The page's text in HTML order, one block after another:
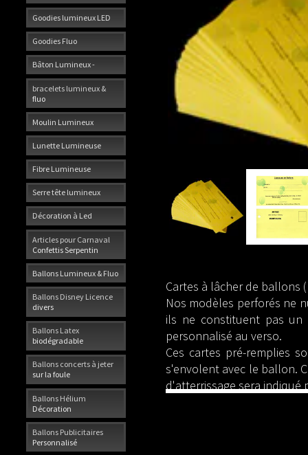
Goodies lumineux LED
Goodies Fluo
Bâton Lumineux -
bracelets lumineux &
fluo
Moulin Lumineux
Lunette Lumineuse
Fibre Lumineuse
Serre tête lumineux
Décoration à Led
Articles pour Carnaval
Confettis Serpentin
Ballons Lumineux & Fluo
Ballons Disney Licence
divers
Ballons Latex
biodégradable
Ballons concerts à jeter
sur la foule
Ballons Hélium
Décoration
Ballons Publicitaires
Personnalisé
Cartes à lâcher de ballons
Nos modèles perforés ne
ils ne constituent pas un
personnalisé au verso.
Ces cartes pré-remplies
s'envolent avec le ballon.
d'atterrissage sera indiqué